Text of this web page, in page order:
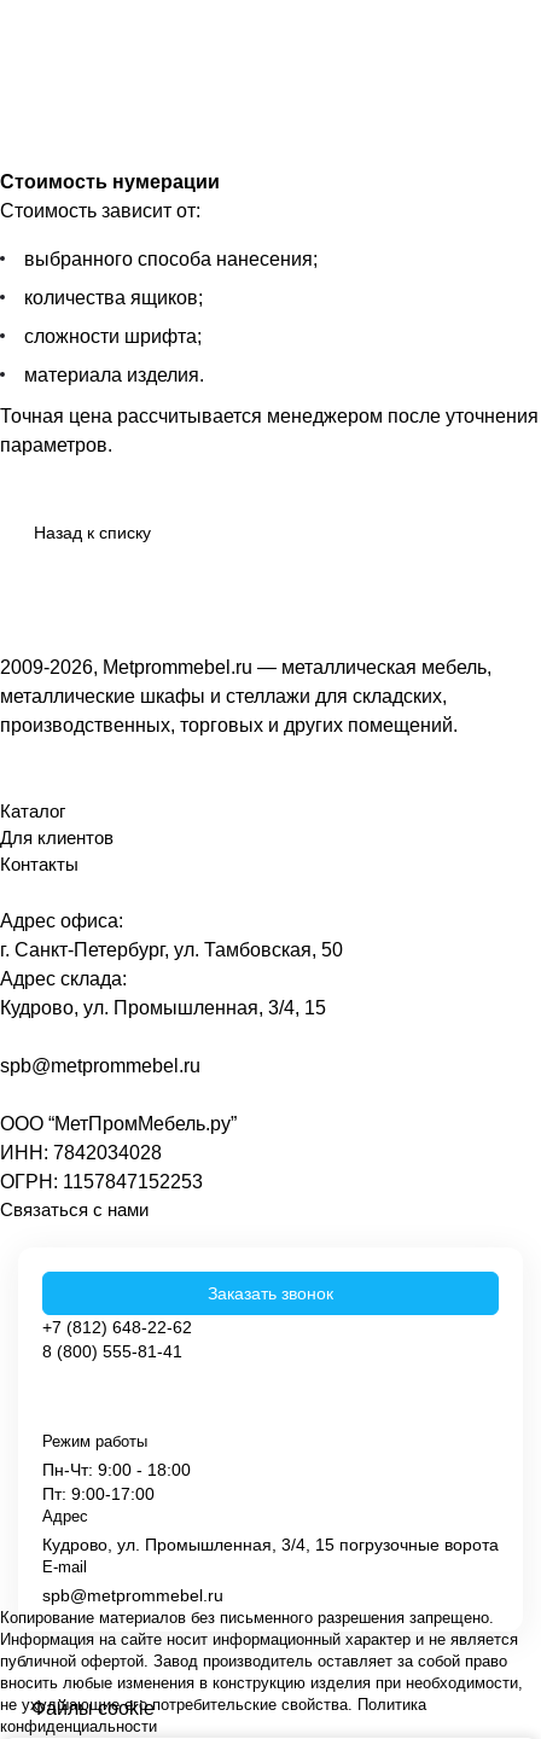
Стоимость нумерации
Стоимость зависит от:
выбранного способа нанесения;
количества ящиков;
сложности шрифта;
материала изделия.
Точная цена рассчитывается менеджером после уточнения
параметров.
Назад к списку
2009-2026, Metprommebel.ru — металлическая мебель,
металлические шкафы и стеллажи для складских,
производственных, торговых и других помещений.
Каталог
Для клиентов
Контакты
Адрес офиса:
г. Санкт-Петербург, ул. Тамбовская, 50
Адрес склада:
Кудрово, ул. Промышленная, 3/4, 15
spb@metprommebel.ru
ООО “МетПромМебель.ру”
ИНН: 7842034028
ОГРН: 1157847152253
Связаться с нами
8 (800) 555-81-41
+7 (812) 648-22-62
Заказать звонок
E-mail
spb@metprommebel.ru
Адрес
Кудрово, ул. Промышленная, 3/4, 15 погрузочные ворота
Режим работы
Пн-Чт: 9:00 - 18:00
Пт: 9:00-17:00
Копирование материалов без письменного разрешения запрещено.
Информация на сайте носит информационный характер и не является
публичной офертой. Завод производитель оставляет за собой право
вносить любые изменения в конструкцию изделия при необходимости,
не ухудшающие его потребительские свойства. Политика
конфиденциальности
Файлы cookie